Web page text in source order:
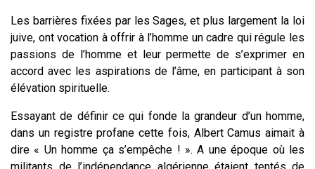
Les barrières fixées par les Sages, et plus largement la loi
juive, ont vocation à offrir à l’homme un cadre qui régule les
passions de l’homme et leur permette de s’exprimer en
accord avec les aspirations de l’âme, en participant à son
élévation spirituelle.
Essayant de définir ce qui fonde la grandeur d’un homme,
dans un registre profane cette fois, Albert Camus aimait à
dire « Un homme ça s’empêche ! ». A une époque où les
militants de l’indépendance algérienne étaient tentés de